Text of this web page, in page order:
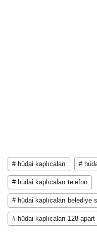
# hüdai kaplıcaları #
# hüdai kaplıcaları telefon
# hüdai kaplıcaları
# hüdai kaplıcaları 128